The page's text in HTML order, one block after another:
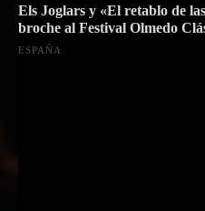
Els Joglars y «El retablo de
broche al Festival Olmedo
ESPAÑA